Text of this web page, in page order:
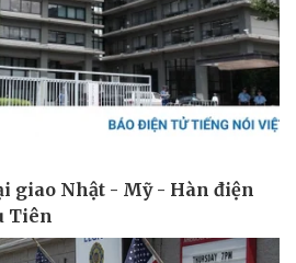
Sành điệu